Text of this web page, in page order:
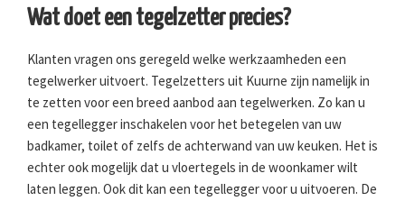
Wat doet een tegelzetter precies?
Klanten vragen ons geregeld welke werkzaamheden een
tegelwerker uitvoert. Tegelzetters uit Kuurne zijn namelijk in
te zetten voor een breed aanbod aan tegelwerken. Zo kan u
een tegellegger inschakelen voor het betegelen van uw
badkamer, toilet of zelfs de achterwand van uw keuken. Het is
echter ook mogelijk dat u vloertegels in de woonkamer wilt
laten leggen. Ook dit kan een tegellegger voor u uitvoeren. De